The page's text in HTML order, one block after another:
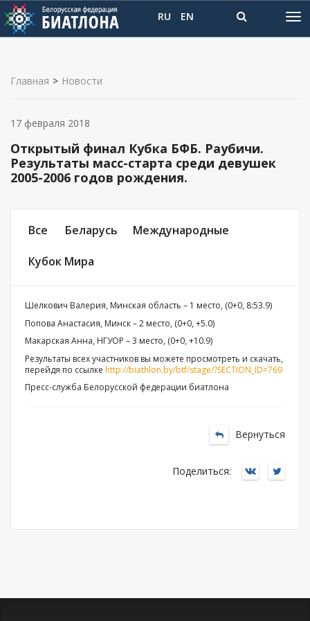
RU EN
Главная > Новости
Открытый финал Кубка БФБ. Раубичи.
Результаты масс-старта среди девушек
2005-2006 годов рождения.
Все Беларусь Международные
Кубок Мира
17 февраля 2018
Шелкович Валерия, Минская область – 1 место, (0+0, 8:53.9)
Попова Анастасия, Минск – 2 место, (0+0, +5.0)
Макарская Анна, НГУОР – 3 место, (0+0, +10.9)
Результаты всех участников вы можете просмотреть и скачать,
перейдя по ссылке http://biathlon.by/btf/stage/?SECTION_ID=769
Пресс-служба Белорусской федерации биатлона
Вернуться
Поделиться: